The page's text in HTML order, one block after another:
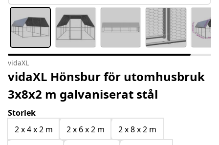
vidaXL
vidaXL Hönsbur för utomhusbruk
3x8x2 m galvaniserat stål
Storlek
2 x 4 x 2 m
2 x 6 x 2 m
2 x 8 x 2 m